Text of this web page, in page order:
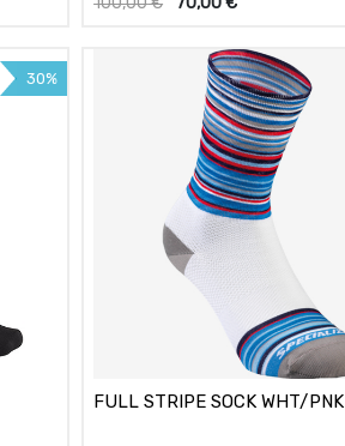
30%
FULL STRIPE SOCK WHT/PNK